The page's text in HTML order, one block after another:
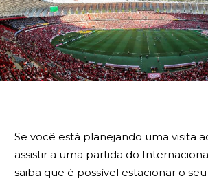
Se você está planejando uma visita
assistir a uma partida do
saiba que é possível estacionar o